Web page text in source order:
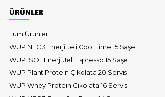
ÜRÜNLER
Tüm Ürünler
WUP NEO3 Enerji Jeli Cool Lime 15 Saşe
WUP ISO+ Enerji Jeli Espresso 15 Saşe
WUP Plant Protein Çikolata 20 Servis
WUP Whey Protein Çikolata 16 Servis